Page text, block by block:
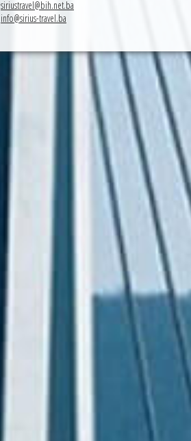
siriustravel@bih.net.ba
info@sirius-travel.ba